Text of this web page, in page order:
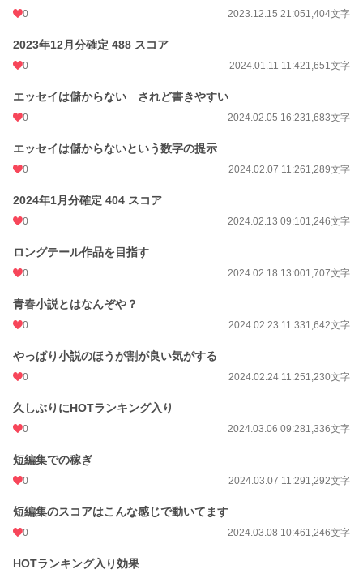
0 2023.12.15 21:051,404文字
2023年12月分確定 488 スコア
0 2024.01.11 11:421,651文字
エッセイは儲からない されど書きやすい
0 2024.02.05 16:231,683文字
エッセイは儲からないという数字の提示
0 2024.02.07 11:261,289文字
2024年1月分確定 404 スコア
0 2024.02.13 09:101,246文字
ロングテール作品を目指す
0 2024.02.18 13:001,707文字
青春小説とはなんぞや？
0 2024.02.23 11:331,642文字
やっぱり小説のほうが割が良い気がする
0 2024.02.24 11:251,230文字
久しぶりにHOTランキング入り
0 2024.03.06 09:281,336文字
短編集での稼ぎ
0 2024.03.07 11:291,292文字
短編集のスコアはこんな感じで動いてます
0 2024.03.08 10:461,246文字
HOTランキング入り効果